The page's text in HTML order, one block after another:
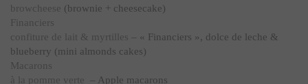
browcheese (brownie + cheesecake)
Financiers
confiture de lait & myrtilles – « Financiers », dolce de leche &
blueberry (mini almonds cakes)
Macarons
à la pomme verte – Apple macarons